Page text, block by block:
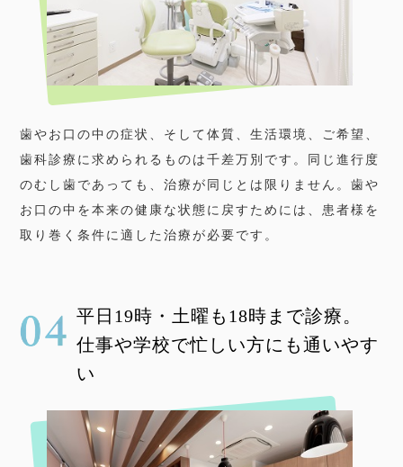
歯やお口の中の症状、そして体質、生活環境、ご希望、
歯科診療に求められるものは千差万別です。同じ進行度
のむし歯であっても、治療が同じとは限りません。歯や
お口の中を本来の健康な状態に戻すためには、患者様を
取り巻く条件に適した治療が必要です。
平日19時・土曜も18時まで診療。
仕事や学校で忙しい方にも通いやす
い